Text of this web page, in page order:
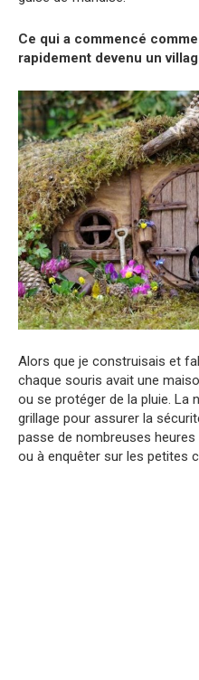
Ce qui a commencé
rapidement devenu un
Alors que je construisais et
chaque souris avait une
ou se protéger de la pluie. La
grillage pour assurer la
passe de nombreuses
ou à enquêter sur les petites